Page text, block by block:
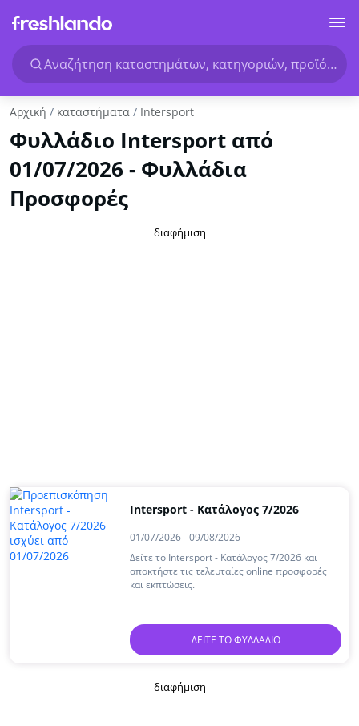
Αναζήτηση καταστημάτων, κατηγοριών,
Αρχική καταστήματα Intersport
Φυλλάδιο Intersport από
01/07/2026 - Φυλλάδια
Προσφορές
διαφήμιση
Intersport - Kατάλογος 7/2026
01/07/2026 - 09/08/2026
Δείτε το Intersport - Kατάλογος 7/2026 και
αποκτήστε τις τελευταίες online προσφορές
και εκπτώσεις.
ΔΕΊΤΕ ΤΟ ΦΥΛΛΆΔΙΟ
διαφήμιση